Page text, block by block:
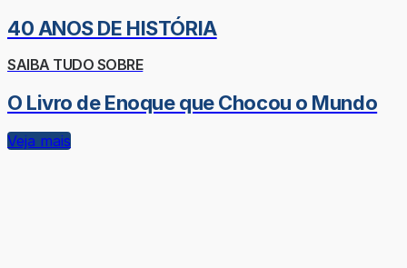
40 ANOS DE HISTÓRIA
SAIBA TUDO SOBRE
O Livro de Enoque que Chocou o Mundo
Veja mais